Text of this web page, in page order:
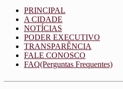
PRINCIPAL
A CIDADE
NOTÍCIAS
PODER EXECUTIVO
TRANSPARÊNCIA
FALE CONOSCO
FAQ(Perguntas Frequentes)